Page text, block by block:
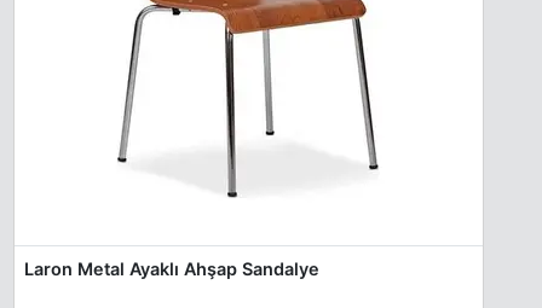
Laron Metal Ayaklı Ahşap Sandalye